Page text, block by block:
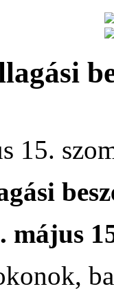
15.
május